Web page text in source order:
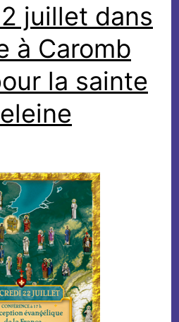
juillet dans
à Caromb
la sainte